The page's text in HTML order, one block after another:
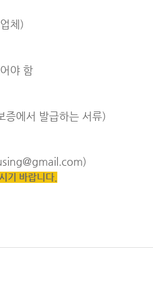
체)
야 함
증에서 발급하는 서류)
기 바랍니다.